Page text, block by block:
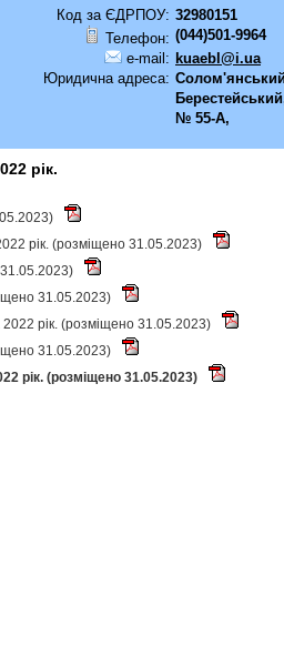
Код за ЄДРПОУ: 32980151
Телефон: (044)501-9964
e-mail: kuaebl@i.ua
Юридична адреса:
№ 55-А,
рік.
рік. (розміщено 31.05.2023)
31.05.2023)
2022 рік. (розміщено 31.05.2023)
31.05.2023)
рік. (розміщено 31.05.2023)